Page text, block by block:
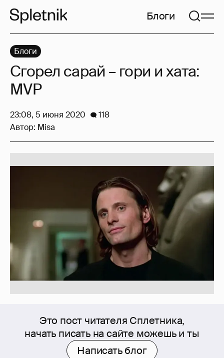
Блоги
Это пост читателя Сплетника,
начать писать на сайте можешь и ты
Написать блог
Блоги
Сгорел сарай – гори и хата:
MVP
23:08, 5 июня 2020
118
Автор: Misa